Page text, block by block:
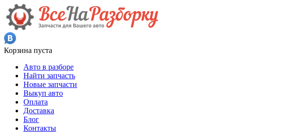
Корзина пуста
Авто в разборе
Найти запчасть
Новые запчасти
Выкуп авто
Оплата
Доставка
Блог
Контакты